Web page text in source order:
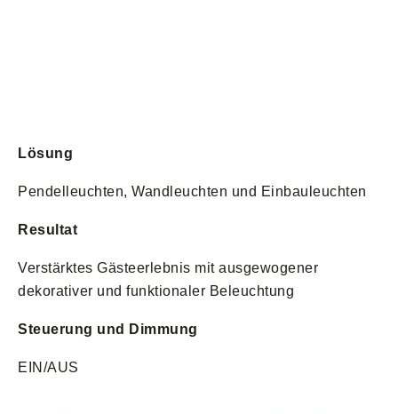
Lösung
Pendelleuchten, Wandleuchten und Einbauleuchten
Resultat
Verstärktes Gästeerlebnis mit ausgewogener
dekorativer und funktionaler Beleuchtung
Steuerung und Dimmung
EIN/AUS